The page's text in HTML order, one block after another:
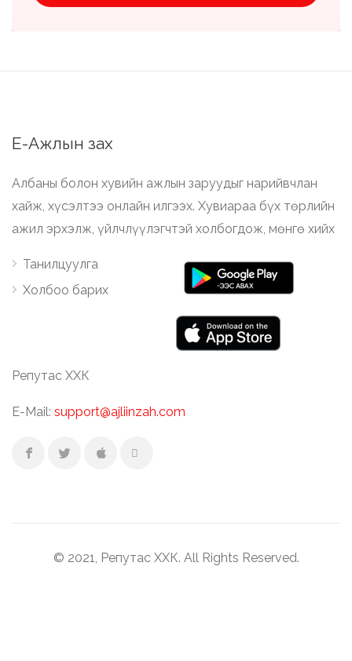
Е-Ажлын зах
Албаны болон хувийн ажлын заруудыг нарийвчлан
хайж, хүсэлтээ онлайн илгээх. Хувиараа бүх төрлийн
ажил эрхэлж, үйлчлүүлэгчтэй холбогдож, мөнгө хийх
Танилцуулга
Холбоо барих
Репутас ХХК
E-Mail: support@ajliinzah.com
© 2021, Репутас ХХК. All Rights Reserved.